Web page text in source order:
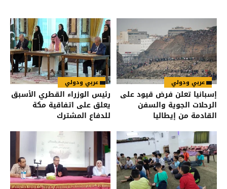
عربي ودولي
إسبانيا تعلن فرض قيود على
الرحلات الجوية والسفن
القادمة من إيطاليا
عربي ودولي
رئيس الوزراء القطري الأسبق
يعلق على اتفاقية مكة
للدفاع المشترك